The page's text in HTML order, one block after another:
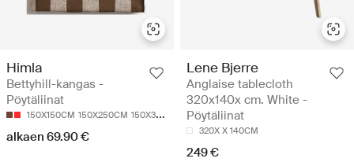
Himla
Bettyhill-kangas -
Pöytäliinat
150X150CM 150X250CM 150X330CM
alkaen 69.90 €
Lene Bjerre
Anglaise tablecloth
320x140x cm. White -
Pöytäliinat
320X X 140CM
249 €